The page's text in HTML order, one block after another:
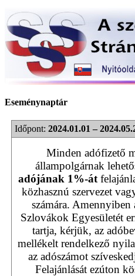
Eseménynaptár
Időpont: 2024.01.01 –
Minden adófizető
állampolgárnak
adójának 1%-át
közhasznú szervezet
számára. Amennyiben
Szlovákok Egyesületét
tartja, kérjük, az
mellékelt rendelkező
az adószámot
Felajánlását ezúton